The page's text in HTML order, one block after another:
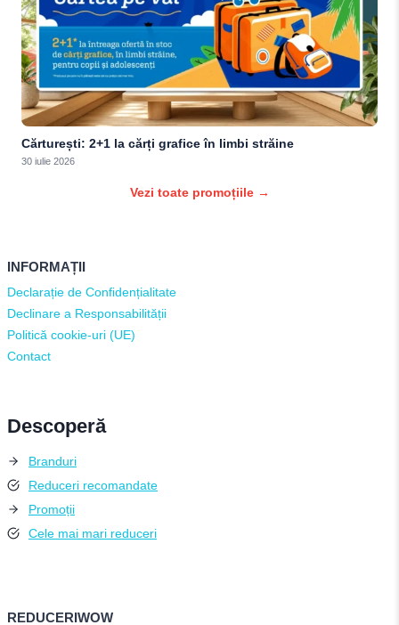
Cărturești: 2+1 la cărți grafice în limbi străine
30 iulie 2026
Vezi toate promoțiile →
INFORMAȚII
Declarație de Confidențialitate
Declinare a Responsabilității
Politică cookie-uri (UE)
Contact
Descoperă
Branduri
Reduceri recomandate
Promoții
Cele mai mari reduceri
REDUCERIWOW